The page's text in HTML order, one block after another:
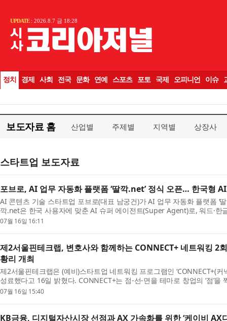
보도자료 홈 산업별 주제별 지역별 상장사
스타트업 보도자료
포브로, AI 업무 자동화 플랫폼 ‘딸깍.net’ 정식 오픈… 한국형
AI 콘텐츠 기술 스타트업 포브로(대표 남궁건)가 AI 업무 자동화 플랫폼 ‘
깍.net은 한국 사용자에 맞춘 AI 슈퍼 에이전트(Super Agent)로, 워드·한
뉴스·동영상·랜딩페이지 제작까지 한 번의 흐름으로 ...
07월 16일 16:11
제2서울핀테크랩, 변호사와 함께하는 CONNECT+ 네트워킹 2
황리 개최
제2서울핀테크랩은 (예비)스타트업 네트워킹 프로그램인 ‘CONNECT+(커
성료했다고 16일 밝혔다. CONNECT+는 점-선-면을 테마로 창업의 ‘점’을
의 ‘장’을 여는 3단계로 기획된 프로그램이다. 이번 2...
07월 16일 15:40
KB금융, 디지털자산시장 선점과 AX 가속화를 위한 ‘케이비 AX